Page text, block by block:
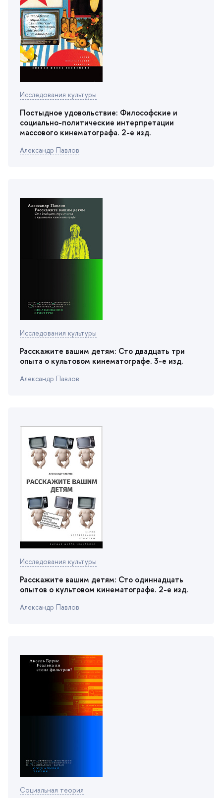
Исследования культуры
Постыдное удовольствие: Философские и
социально-политические интерпретации
массового кинематографа. 2-е изд.
Александр Павло
Исследования культуры
Расскажите вашим детям: Сто двадцать три
опыта о культовом кинематографе. 3-е изд.
Александр Павло
Исследования культуры
Расскажите вашим детям: Сто одиннадцать
опытов о культовом кинематографе. 2-е изд.
Александр Павло
Социальная теория